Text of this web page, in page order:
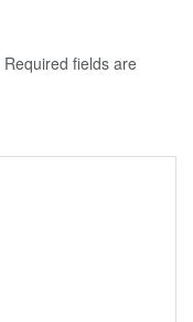
Required fields are